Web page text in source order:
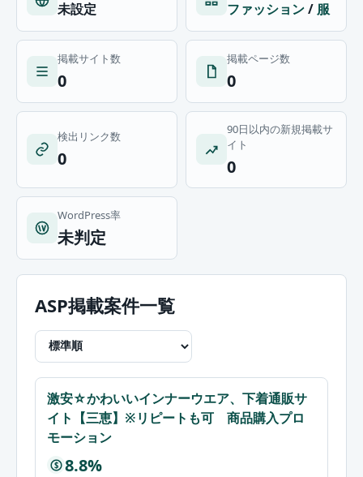
未設定 ファッション/ 服
掲載サイト数
0
掲載ページ数
0
検出リンク数
0
90日以内の新規掲載サ
イト
0
WordPress率
未判定
ASP掲載案件一覧
激安☆かわいいインナーウエア、下着通販サ
イト【三恵】※リピートも可 商品購入プロ
モーション
$ 8.8%